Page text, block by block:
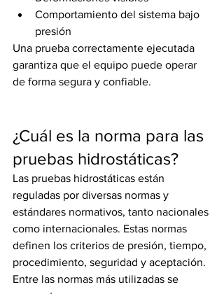
Comportamiento del sistema bajo
presión
Una prueba correctamente ejecutada
garantiza que el equipo puede operar
de forma segura y confiable.
¿Cuál es la norma para las
pruebas hidrostáticas?
Las pruebas hidrostáticas están
reguladas por diversas normas y
estándares normativos, tanto nacionales
como internacionales. Estas normas
definen los criterios de presión, tiempo,
procedimiento, seguridad y aceptación.
Entre las normas más utilizadas se